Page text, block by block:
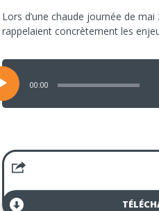
Lors d’une chaude journée de
rappelaient concrètement les
Lecteur
audio
00:00